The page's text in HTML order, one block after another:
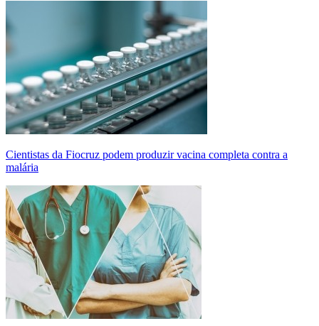
Cientistas da Fiocruz podem produzir vacina completa contra a
malária